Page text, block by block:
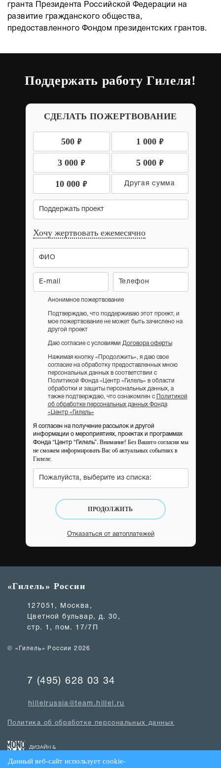
гранта Президента Российской Федерации на
развитие гражданского общества,
предоставленного Фондом президентских грантов.
Поддержать работу Гилеля!
СДЕЛАТЬ ПОЖЕРТВОВАНИЕ
500 9 1 000 9
3 000 9 5 000 9
10 000 9
Поддержать проект
Хочу жертвовать ежемесячно
Анонимное пожертвование
Подтверждаю, что поддерживаю этот проект, и
мое пожертвование не может быть зачислено на
другой проект
Даю согласие с условиями Договора оферты
Нажимая кнопку «Продолжить», я даю свое
согласие на обработку предоставленных мною
персональных данных в соответствии с
Политикой Фонда «Центр «Гилель» в области
обработки и защиты персональных данных, а
также подтверждаю, что ознакомлен с
Политикой
об обработке персональных данных Фонда
«Центр «Гилель»
Я согласен на получение рассылок и другой
информации о мероприятиях, проектах и программах
Фонда “Центр “Гилель”. Внимание! Без Вашего согласия мы
не сможем информировать Вас об актуальных событиях в
Гилеле.
Пожалуйста, выберите из списка:
ПРОДОЛЖИТЬ
Отказаться от автоплатежей
«Гилель» России
127051, Москва,
Цветной бульвар, д. 30,
стр. 1, пом. 17/7П
© «Гилель» России 2026
7 (495) 628 03 34
hillelrussia@team.hillel.ru
Политика об обработке персональных данных
Данный веб-сайт использует cookie-